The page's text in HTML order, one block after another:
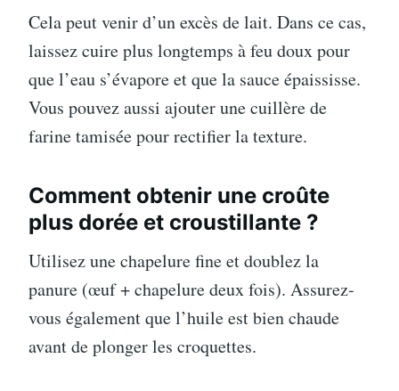
Cela peut venir d’un excès de lait. Dans ce cas,
laissez cuire plus longtemps à feu doux pour
que l’eau s’évapore et que la sauce épaississe.
Vous pouvez aussi ajouter une cuillère de
farine tamisée pour rectifier la texture.
Comment obtenir une croûte
plus dorée et croustillante ?
Utilisez une chapelure fine et doublez la
panure (œuf + chapelure deux fois). Assurez-
vous également que l’huile est bien chaude
avant de plonger les croquettes.